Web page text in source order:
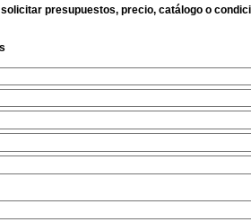
presupuestos, precio, catálogo o